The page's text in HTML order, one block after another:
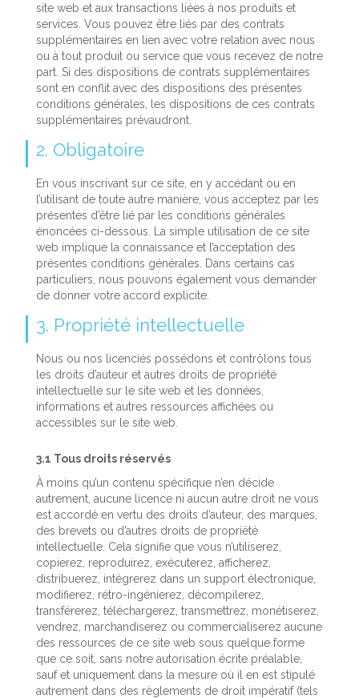
site web et aux transactions liées à nos produits et
services. Vous pouvez être liés par des contrats
supplémentaires en lien avec votre relation avec nous
ou à tout produit ou service que vous recevez de notre
part. Si des dispositions de contrats supplémentaires
sont en conflit avec des dispositions des présentes
conditions générales, les dispositions de ces contrats
supplémentaires prévaudront.
2. Obligatoire
En vous inscrivant sur ce site, en y accédant ou en
l’utilisant de toute autre manière, vous acceptez par les
présentes d’être lié par les conditions générales
énoncées ci-dessous. La simple utilisation de ce site
web implique la connaissance et l’acceptation des
présentes conditions générales. Dans certains cas
particuliers, nous pouvons également vous demander
de donner votre accord explicite.
3. Propriété intellectuelle
Nous ou nos licenciés possédons et contrôlons tous
les droits d’auteur et autres droits de propriété
intellectuelle sur le site web et les données,
informations et autres ressources affichées ou
accessibles sur le site web.
3.1 Tous droits réservés
À moins qu’un contenu spécifique n’en décide
autrement, aucune licence ni aucun autre droit ne vous
est accordé en vertu des droits d’auteur, des marques,
des brevets ou d’autres droits de propriété
intellectuelle. Cela signifie que vous n’utiliserez,
copierez, reproduirez, exécuterez, afficherez,
distribuerez, intégrerez dans un support électronique,
modifierez, rétro-ingénierez, décompilerez,
transférerez, téléchargerez, transmettrez, monétiserez,
vendrez, marchandiserez ou commercialiserez aucune
des ressources de ce site web sous quelque forme
que ce soit, sans notre autorisation écrite préalable,
sauf et uniquement dans la mesure où il en est stipulé
autrement dans des règlements de droit impératif (tels